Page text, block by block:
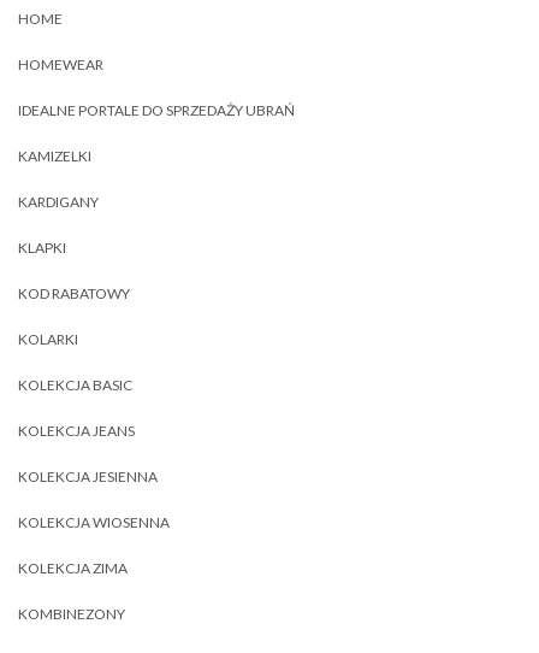
HOME
HOMEWEAR
IDEALNE PORTALE DO SPRZEDAŻY UBRAŃ
KAMIZELKI
KARDIGANY
KLAPKI
KOD RABATOWY
KOLARKI
KOLEKCJA BASIC
KOLEKCJA JEANS
KOLEKCJA JESIENNA
KOLEKCJA WIOSENNA
KOLEKCJA ZIMA
KOMBINEZONY